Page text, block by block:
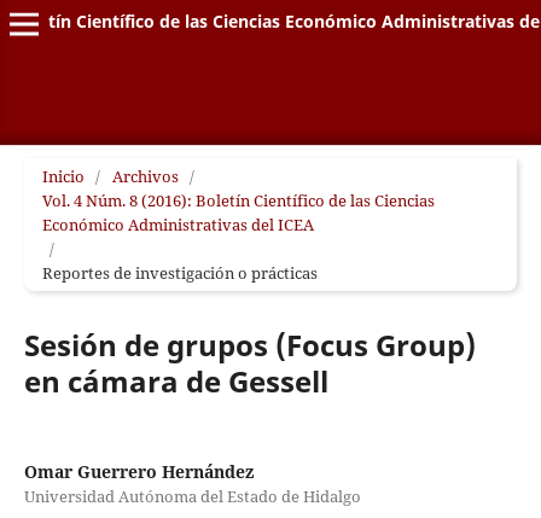
Boletín Científico de las Ciencias Económico Administrativas
Inicio / Archivos /
Vol. 4 Núm. 8 (2016): Boletín Científico de las Ciencias
Económico Administrativas del ICEA
/
Reportes de investigación o prácticas
Sesión de grupos (Focus Group)
en cámara de Gessell
Omar Guerrero Hernández
Universidad Autónoma del Estado de Hidalgo